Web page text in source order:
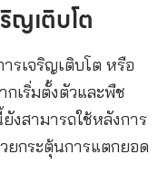
ญเติบโต
ารเจริญเติบโต หรือ
เริ่มตั้งตัวและพืช
งสามารถใช้หลังการ
ยกระตุ้นการแตกยอด